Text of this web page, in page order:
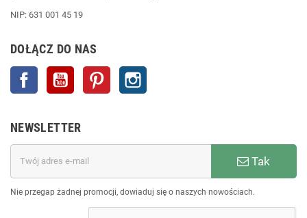
NIP: 631 001 45 19
DOŁĄCZ DO NAS
Facebook YouTube Pinterest
NEWSLETTER
Tak
Nie przegap żadnej promocji, dowiaduj się o naszych nowościach.